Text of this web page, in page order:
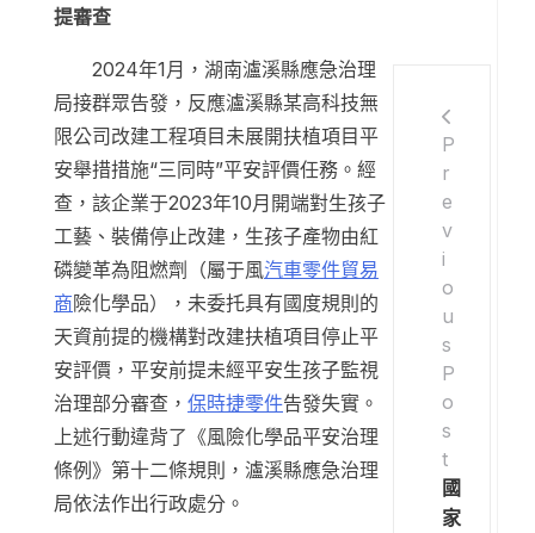
提審查
2024年1月，湖南瀘溪縣應急治理
局接群眾告發，反應瀘溪縣某高科技無
限公司改建工程項目未展開扶植項目平
安舉措措施“三同時”平安評價任務。經
查，該企業于2023年10月開端對生孩子
工藝、裝備停止改建，生孩子產物由紅
磷變革為阻燃劑（屬于風汽車零件貿易
商險化學品），未委托具有國度規則的
天資前提的機構對改建扶植項目停止平
安評價，平安前提未經平安生孩子監視
治理部分審查， 保時捷零件告發失實。
上述行動違背了《風險化學品平安治理
條例》第十二條規則，瀘溪縣應急治理
局依法作出行政處分。
P
r
e
v
i
o
u
s
P
o
s
t
國
家